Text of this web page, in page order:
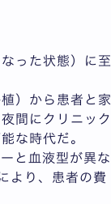
った状態）に至
）から患者と家
間にクリニック
な時代だ。
と血液型が異な
より、患者の費